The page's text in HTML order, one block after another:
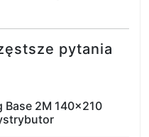
pytania
2M 140x210